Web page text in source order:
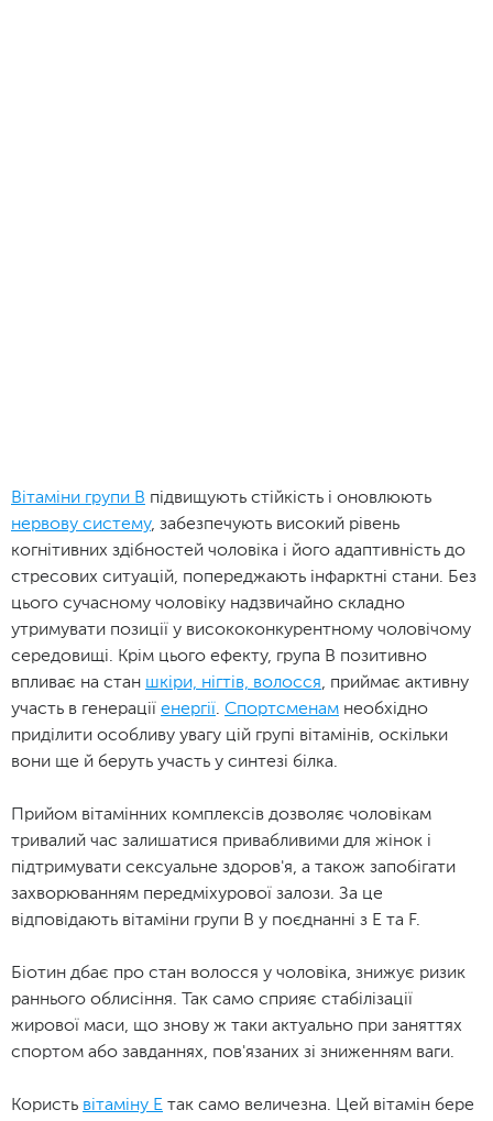
Вітаміни групи В підвищують стійкість і оновлюють
нервову систему, забезпечують високий рівень
когнітивних здібностей чоловіка і його адаптивність до
стресових ситуацій, попереджають інфарктні стани. Без
цього сучасному чоловіку надзвичайно складно
утримувати позиції у висококонкурентному чоловічому
середовищі. Крім цього ефекту, група В позитивно
впливає на стан шкіри, нігтів, волосся, приймає активну
участь в генерації енергії. Спортсменам необхідно
приділити особливу увагу цій групі вітамінів, оскільки
вони ще й беруть участь у синтезі білка.
Прийом вітамінних комплексів дозволяє чоловікам
тривалий час залишатися привабливими для жінок і
підтримувати сексуальне здоров'я, а також запобігати
захворюванням передміхурової залози. За це
відповідають вітаміни групи В у поєднанні з Е та F.
Біотин дбає про стан волосся у чоловіка, знижує ризик
раннього облисіння. Так само сприяє стабілізації
жирової маси, що знову ж таки актуально при заняттях
спортом або завданнях, пов'язаних зі зниженням ваги.
Користь вітаміну Е так само величезна. Цей вітамін бере